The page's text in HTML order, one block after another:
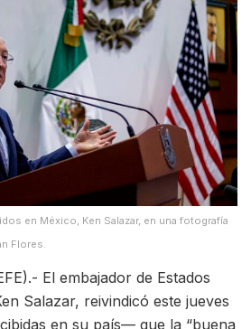
en México, Ken Salazar, en una fotografía
Flores.
El embajador de Estados
Salazar, reivindicó este jueves
en su país— que la “buena